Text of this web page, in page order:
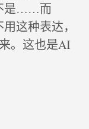
是……而
这种表达，
。这也是AI